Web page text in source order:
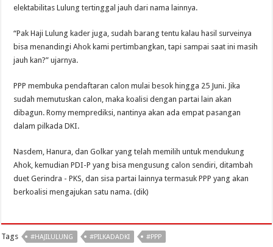
elektabilitas Lulung tertinggal jauh dari nama lainnya.
“Pak Haji Lulung kader juga, sudah barang tentu kalau hasil surveinya
bisa menandingi Ahok kami pertimbangkan, tapi sampai saat ini masih
jauh kan?” ujarnya.
PPP membuka pendaftaran calon mulai besok hingga 25 Juni. Jika
sudah memutuskan calon, maka koalisi dengan partai lain akan
dibagun. Romy memprediksi, nantinya akan ada empat pasangan
dalam pilkada DKI.
Nasdem, Hanura, dan Golkar yang telah memilih untuk mendukung
Ahok, kemudian PDI-P yang bisa mengusung calon sendiri, ditambah
duet Gerindra - PKS, dan sisa partai lainnya termasuk PPP yang akan
berkoalisi mengajukan satu nama. (dik)
Tags #HAJILULUNG #PILKADADKI #PPP